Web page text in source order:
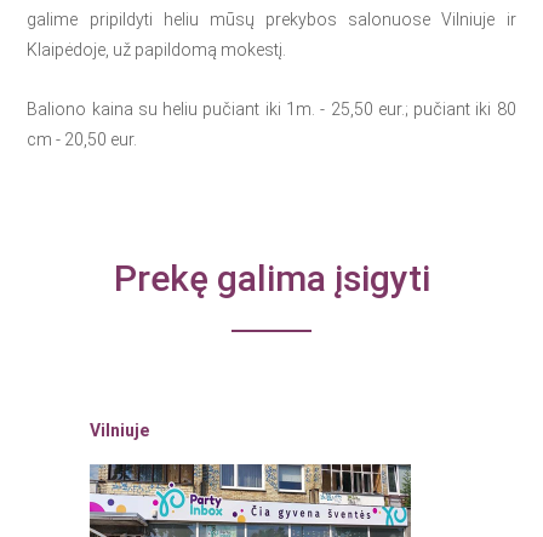
galime pripildyti heliu mūsų prekybos salonuose Vilniuje ir
Klaipėdoje, už papildomą mokestį.
Baliono kaina su heliu pučiant iki 1m. - 25,50 eur.; pučiant iki 80
cm - 20,50 eur.
Prekę galima įsigyti
Vilniuje